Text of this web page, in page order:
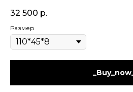
32 500 р.
Размер